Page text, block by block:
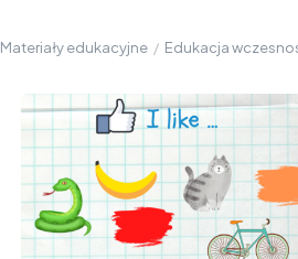
Materiały edukacyjne / Edukacja